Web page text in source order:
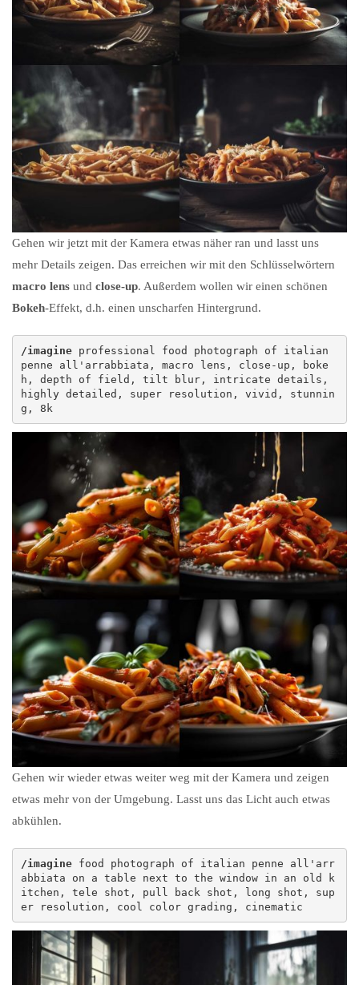
Gehen wir jetzt mit der Kamera etwas näher ran und lasst uns
mehr Details zeigen. Das erreichen wir mit den Schlüsselwörtern
macro lens und close-up. Außerdem wollen wir einen schönen
Bokeh-Effekt, d.h. einen unscharfen Hintergrund.
/imagine professional food photograph of italian
penne all'arrabbiata, macro lens, close-up, boke
h, depth of field, tilt blur, intricate details,
highly detailed, super resolution, vivid, stunnin
g, 8k
Gehen wir wieder etwas weiter weg mit der Kamera und zeigen
etwas mehr von der Umgebung. Lasst uns das Licht auch etwas
abkühlen.
/imagine food photograph of italian penne all'arr
abbiata on a table next to the window in an old k
itchen, tele shot, pull back shot, long shot, sup
er resolution, cool color grading, cinematic